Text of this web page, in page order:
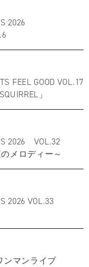
2026
FEEL GOOD VOL.17
」
2026 VOL.32
メロディー～
2026 VOL.33
ンマンライブ